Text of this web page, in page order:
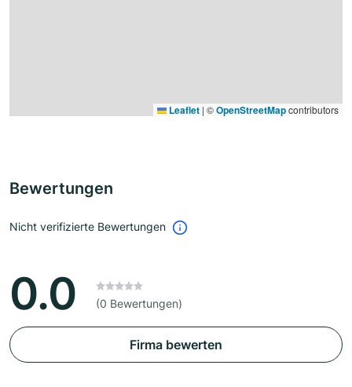
Leaflet | ©OpenStreetMapcontributors
Bewertungen
Nicht verifizierte Bewertungen
0.0 (0 Bewertungen)
Firma bewerten